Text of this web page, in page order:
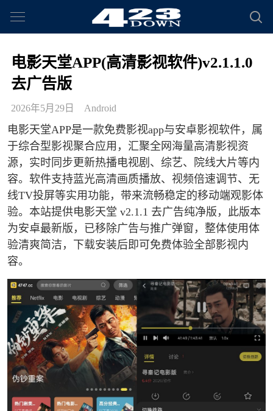
电影天堂APP(高清影视软件)v2.1.1.0
去广告版
2026年5月29日 Android
电影天堂APP是一款免费影视app与安卓影视软件，属
于综合型影视聚合应用，汇聚全网海量高清影视资
源，实时同步更新热播电视剧、综艺、院线大片等内
容。软件支持蓝光高清画质播放、视频倍速调节、无
线TV投屏等实用功能，带来流畅稳定的移动端观影体
验。本站提供电影天堂 v2.1.1 去广告纯净版，此版本
为安卓最新版，已移除广告与推广弹窗，整体使用体
验清爽简洁，下载安装后即可免费体验全部影视内
容。